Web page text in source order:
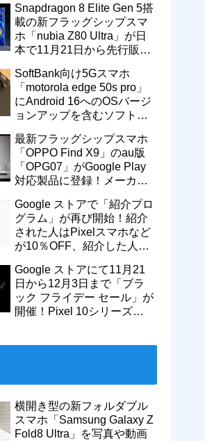
Snapdragon 8 Elite Gen 5搭
載の新フラッグシップスマ
ホ「nubia Z80 Ultra」が日
本で11月21日から先行販
SoftBank向け5Gスマホ
「motorola edge 50s pro」
にAndroid 16へのOSバージ
ョンアップを含むソフトウ
最新フラッグシップスマホ
「OPPO Find X9」のau版
「OPG07」がGoogle Play
対応製品に登録！メーカー
売へ
Google ストアで「紹介プロ
グラム」が再び開始！紹介
された人はPixelスマホなど
が10％OFF、紹介した人は
ト付与
Google ストアにて11月21
日から12月3日まで「ブラ
ック フライデー セール」が
開催！Pixel 10シリーズや
横開き型の新フォルダブル
スマホ「Samsung Galaxy Z
Fold8 Ultra」を写真や動画